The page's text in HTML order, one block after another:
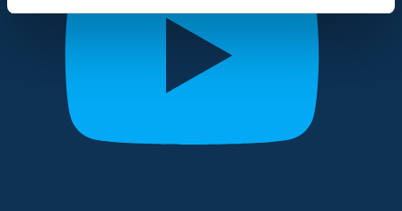
Marketinški